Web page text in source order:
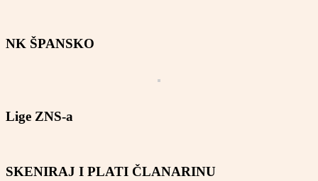
NK ŠPANSKO
Lige ZNS-a
SKENIRAJ I PLATI ČLANARINU